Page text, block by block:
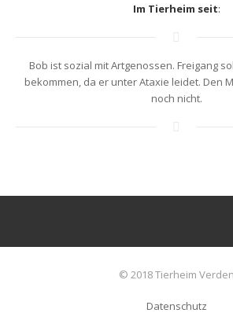
Im Tierheim seit:
Bob ist sozial mit Artgenossen. Freigang
bekommen, da er unter Ataxie leidet. Den
noch nicht.
© 2018 Tierheim Verden
Datenschutz